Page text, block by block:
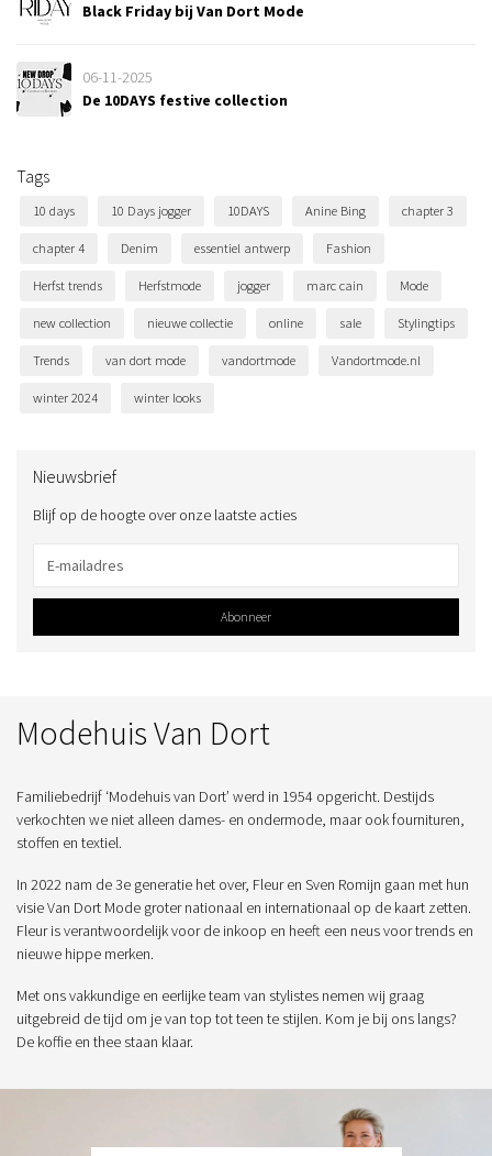
Black Friday bij Van Dort Mode
06-11-2025
De 10DAYS festive collection
Tags
10 days 10 Days jogger 10DAYS Anine Bing chapter 3
chapter 4 Denim essentiel antwerp Fashion
Herfst trends Herfstmode jogger marc cain Mode
new collection nieuwe collectie online sale Stylingtips
Trends van dort mode vandortmode Vandortmode.nl
winter 2024 winter looks
Nieuwsbrief
Blijf op de hoogte over onze laatste acties
Abonneer
Modehuis Van Dort
Familiebedrijf ‘Modehuis van Dort’ werd in 1954 opgericht. Destijds
verkochten we niet alleen dames- en ondermode, maar ook fournituren,
stoffen en textiel.
In 2022 nam de 3e generatie het over, Fleur en Sven Romijn gaan met hun
visie Van Dort Mode groter nationaal en internationaal op de kaart zetten.
Fleur is verantwoordelijk voor de inkoop en heeft een neus voor trends en
nieuwe hippe merken.
Met ons vakkundige en eerlijke team van stylistes nemen wij graag
uitgebreid de tijd om je van top tot teen te stijlen. Kom je bij ons langs?
De koffie en thee staan klaar.